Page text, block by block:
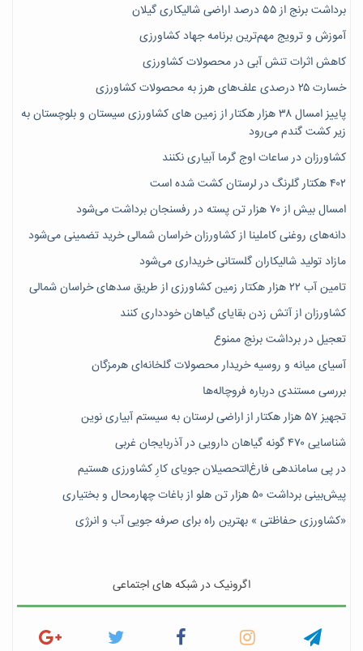
برداشت برنج از ۵۵ درصد اراضی شالیکاری گیلان
آموزش و ترویج مهم‌ترین برنامه جهاد کشاورزی
کاهش اثرات تنش آبی در محصولات کشاورزی
خسارت ۲۵ درصدی علف‌های هرز به محصولات کشاورزی
پاییز امسال ۳۸ هزار هکتار از زمین های کشاورزی سیستان و بلوچستان به
زیر کشت گندم می‌رود
کشاورزان در ساعات اوج گرما آبیاری نکنند
۴۰۲ هکتار گلرنگ در لرستان کشت شده است
امسال بیش از ۷۰ هزار تن پسته در رفسنجان برداشت می‌شود
دانه‌های روغنی کاملینا از کشاورزان خراسان شمالی خرید تضمینی می‌شود
مازاد تولید شالیکاران گلستانی خریداری می‌شود
تامین آب ۲۲ هزار هکتار زمین کشاورزی از طریق سدهای خراسان شمالی
کشاورزان از آتش زدن بقایای گیاهان خودداری کنند
تعجیل در برداشت برنج ممنوع
آسیای میانه و روسیه خریدار محصولات گلخانه‌ای هرمزگان
بررسی مستندی درباره فروچاله‌ها
تجهیز ۵۷ هزار هکتار از اراضی لرستان به سیستم آبیاری نوین
شناسایی ۴۷٠ گونه گیاهان دارویی در آذربایجان غربی
در پی ساماندهی فارغ‌التحصیلان جویای کارِ کشاورزی هستیم
پیش‎‌بینی برداشت ۵۰ هزار تن هلو از باغات چهارمحال و بختیاری
«کشاورزی حفاظتی » بهترین راه برای صرفه جویی آب و انرژی
اگرونیک در شبکه های اجتماعی